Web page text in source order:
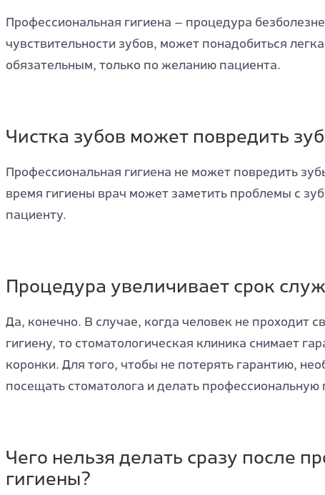
Профессиональная гигиена — процедура
чувствительности зубов, может понадобиться
обязательным, только по желанию пациента.
Чистка зубов может повредить
Профессиональная гигиена не может повредить
время гигиены врач может заметить проблемы с
пациенту.
Процедура увеличивает срок
Да, конечно. В случае, когда человек не проходит
гигиену, то стоматологическая клиника снимает
коронки. Для того, чтобы не потерять гарантию,
посещать стоматолога и делать профессиональную
Чего нельзя делать сразу после
гигиены?